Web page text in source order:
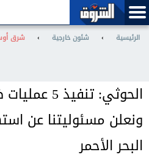
الرئيسية › شئون خارجية › شرق
الحوثي:
ونعلن مسئوليتنا عن
البحر الأحمر